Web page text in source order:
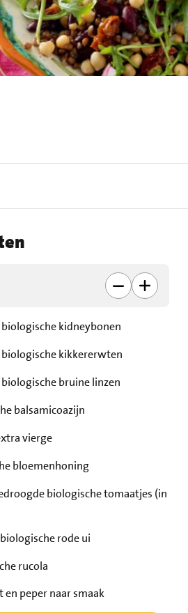
kidneybonen
kikkererwten
bruine linzen
balsamicoazijn
vierge
bloemenhoning
biologische tomaatjes (in
rode ui
rucola
en peper naar smaak